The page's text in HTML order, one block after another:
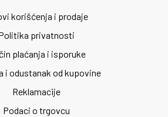
korišćenja i prodaje
privatnosti
plaćanja i isporuke
i odustanak od kupovine
Reklamacije
Podaci o trgovcu